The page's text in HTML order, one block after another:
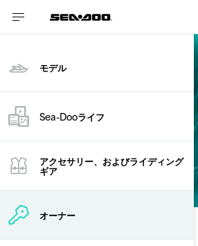
モデル
Sea-Dooライフ
アクセサリー、およびライディング
ギア
オーナー
安全